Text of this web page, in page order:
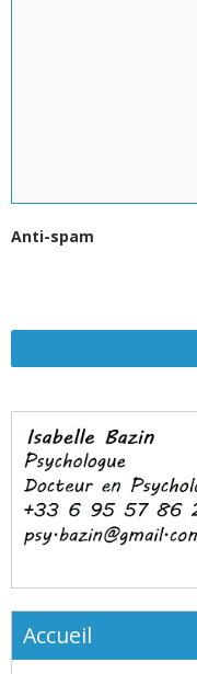
Anti-spam
Accueil